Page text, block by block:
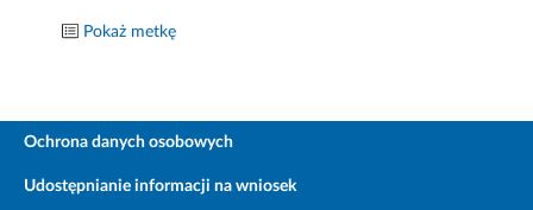
Pokaż metkę
Ochrona danych osobowych
Udostępnianie informacji na wniosek